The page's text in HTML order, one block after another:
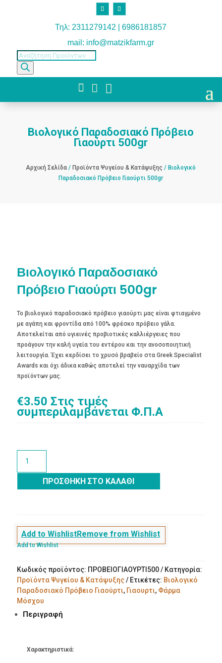
Τηλ: 2311279142 | 6986181857
mail: info@matzikfarm.gr
Products
search
  
Βιολογικό Παραδοσιακό Πρόβειο
Γιαούρτι 500gr
Αρχική Σελίδα /Προϊόντα Ψυγείου & Κατάψυξης / Βιολογικό
Παραδοσιακό Πρόβειο Γιαούρτι 500gr
Βιολογικό Παραδοσιακό
Πρόβειο Γιαούρτι 500gr
Το βιολογικό παραδοσιακό πρόβειο γιαούρτι μας είναι φτιαγμένο
με αγάπη και φροντίδα από 100% φρέσκο πρόβειο γάλα.
Αποτελείται από υγιεινές προβιοτικές καλλιέργειες που
προάγουν την καλή υγεία του εντέρου και την ανοσοποιητική
λειτουργία. Έχει κερδίσει το χρυσό βραβείο στα Greek Specialist
Awards και όχι άδικα καθώς αποτελεί την ναυαρχίδα των
προϊόντων μας.
€3.50 Στις τιμές
συμπεριλαμβάνεται Φ.Π.Α
Παραδοσιακό
Πρόβειο
ΠΡΟΣΘΉΚΗ ΣΤΟ ΚΑΛΆΘΙ
Add to WishlistRemove from Wishlist
Add to Wishlist
Κωδικός προϊόντος: ΠΡΟΒΕΙΟΓΙΑΟΥΡΤΙ500
Κατηγορία:
Προϊόντα Ψυγείου & Κατάψυξης
Ετικέτες: Βιολογικό
Παραδοσιακό Πρόβειο Γιαούρτι, Γιαουρτι, Φάρμα
Μόσχου
Περιγραφή
Χαρακτηριστικά: